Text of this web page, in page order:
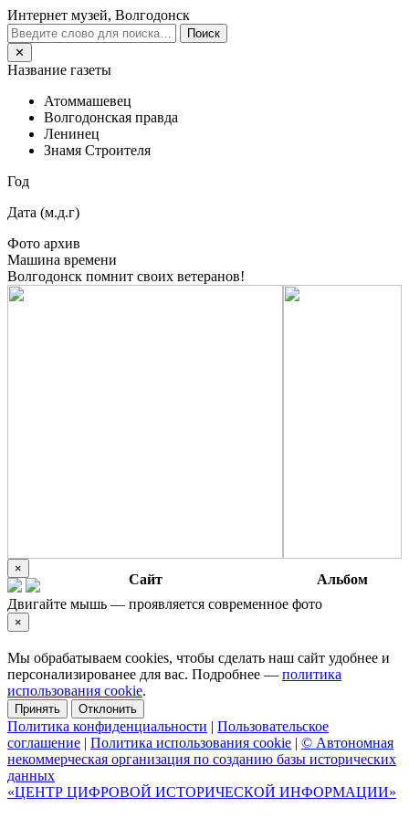
Интернет музей, Волгодонск
Поиск
✕
Название газеты
Атоммашевец
Волгодонская правда
Ленинец
Знамя Строителя
Год
Дата (м.д.г)
Фото архив
Машина времени
Волгодонск помнит своих ветеранов!
Сайт Альбом
×
Двигайте мышь — проявляется современное фото
×
Мы обрабатываем cookies, чтобы сделать наш сайт удобнее и
персонализированее для вас. Подробнее — политика
использования cookie.
Принять Отклонить
Политика конфиденциальности | Пользовательское
соглашение | Политика использования cookie | © Автономная
некоммерческая организация по созданию базы исторических
данных
«ЦЕНТР ЦИФРОВОЙ ИСТОРИЧЕСКОЙ ИНФОРМАЦИИ»